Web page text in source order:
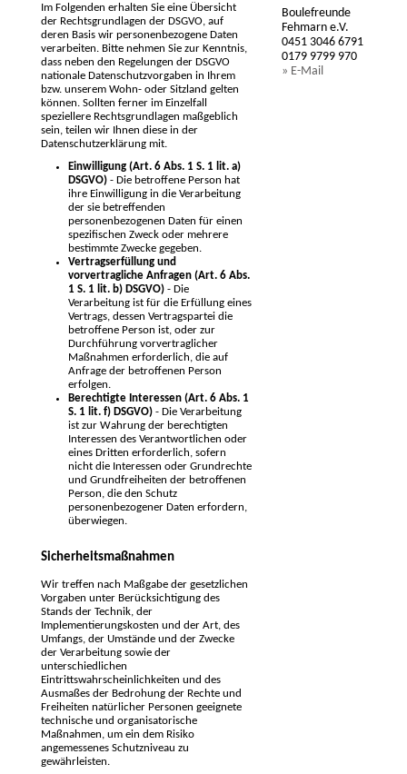
Im Folgenden erhalten Sie eine Übersicht
der Rechtsgrundlagen der DSGVO, auf
deren Basis wir personenbezogene Daten
verarbeiten. Bitte nehmen Sie zur Kenntnis,
dass neben den Regelungen der DSGVO
nationale Datenschutzvorgaben in Ihrem
bzw. unserem Wohn- oder Sitzland gelten
können. Sollten ferner im Einzelfall
speziellere Rechtsgrundlagen maßgeblich
sein, teilen wir Ihnen diese in der
Datenschutzerklärung mit.
Einwilligung (Art. 6 Abs. 1 S. 1 lit. a)
DSGVO) - Die betroffene Person hat
ihre Einwilligung in die Verarbeitung
der sie betreffenden
personenbezogenen Daten für einen
spezifischen Zweck oder mehrere
bestimmte Zwecke gegeben.
Vertragserfüllung und
vorvertragliche Anfragen (Art. 6 Abs.
1 S. 1 lit. b) DSGVO) - Die
Verarbeitung ist für die Erfüllung eines
Vertrags, dessen Vertragspartei die
betroffene Person ist, oder zur
Durchführung vorvertraglicher
Maßnahmen erforderlich, die auf
Anfrage der betroffenen Person
erfolgen.
Berechtigte Interessen (Art. 6 Abs. 1
S. 1 lit. f) DSGVO) - Die Verarbeitung
ist zur Wahrung der berechtigten
Interessen des Verantwortlichen oder
eines Dritten erforderlich, sofern
nicht die Interessen oder Grundrechte
und Grundfreiheiten der betroffenen
Person, die den Schutz
personenbezogener Daten erfordern,
überwiegen.
Sicherheitsmaßnahmen
Wir treffen nach Maßgabe der gesetzlichen
Vorgaben unter Berücksichtigung des
Stands der Technik, der
Implementierungskosten und der Art, des
Umfangs, der Umstände und der Zwecke
der Verarbeitung sowie der
unterschiedlichen
Eintrittswahrscheinlichkeiten und des
Ausmaßes der Bedrohung der Rechte und
Freiheiten natürlicher Personen geeignete
technische und organisatorische
Maßnahmen, um ein dem Risiko
angemessenes Schutzniveau zu
gewährleisten.
Boulefreunde
Fehmarn e.V.
0451 3046 6791
0179 9799 970
» E-Mail